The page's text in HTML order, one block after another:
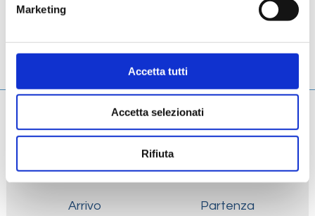
Marketing
Accetta tutti
Accetta selezionati
Rifiuta
Porto
Arrivo Partenza